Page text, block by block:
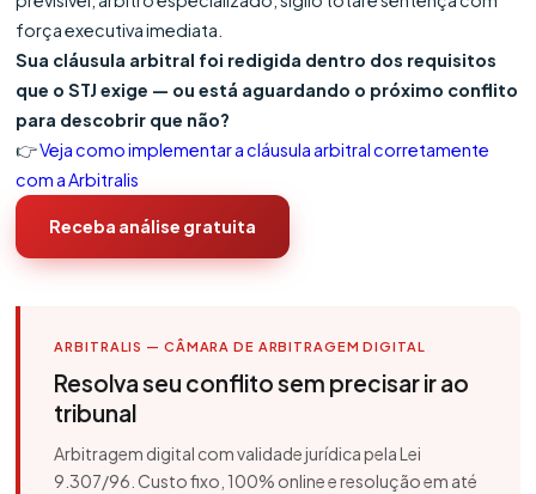
força executiva imediata.
Sua cláusula arbitral foi redigida dentro dos requisitos
que o STJ exige — ou está aguardando o próximo conflito
para descobrir que não?
👉Veja como implementar a cláusula arbitral corretamente
com a Arbitralis
Receba análise gratuita
ARBITRALIS — CÂMARA DE ARBITRAGEM DIGITAL
Resolva seu conflito sem precisar ir ao
tribunal
Arbitragem digital com validade jurídica pela Lei
9.307/96. Custo fixo, 100% online e resolução em até